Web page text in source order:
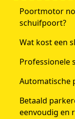
Poortmotor
schuifpoort?
Wat kost een
Professionele
Automatische
Betaald
eenvoudig en